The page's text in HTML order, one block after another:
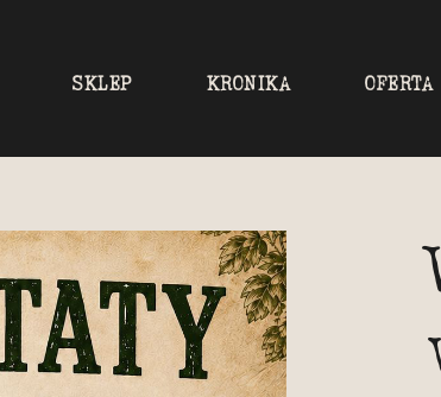
SKLEP KRONIKA OFERTA